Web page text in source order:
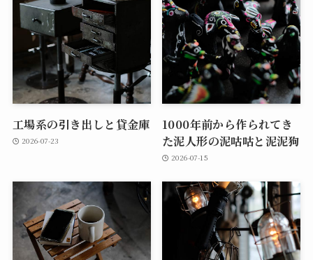
工場系の引き出しと貸金庫
2026-07-23
1000年前から作られてき
た泥人形の泥咕咕と泥泥狗
2026-07-15